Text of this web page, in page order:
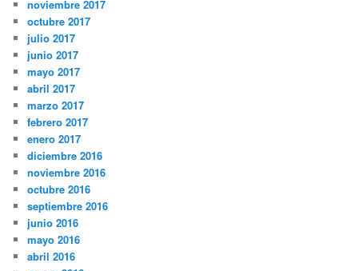
noviembre 2017
octubre 2017
julio 2017
junio 2017
mayo 2017
abril 2017
marzo 2017
febrero 2017
enero 2017
diciembre 2016
noviembre 2016
octubre 2016
septiembre 2016
junio 2016
mayo 2016
abril 2016